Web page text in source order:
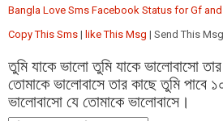
Bangla Love Sms Facebook Status for Gf
Copy This Sms | like This Msg | Send This Msg
তুমি যাকে ভালো তুমি যাকে ভালোবাসো
তোমাকে ভালোবাসে তার কাছে তুমি
ভালোবাসো যে তোমাকে ভালোবাসে।